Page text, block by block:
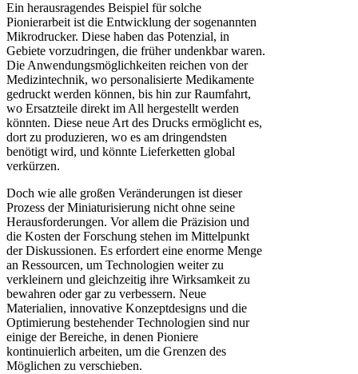
Ein herausragendes Beispiel für solche
Pionierarbeit ist die Entwicklung der sogenannten
Mikrodrucker. Diese haben das Potenzial, in
Gebiete vorzudringen, die früher undenkbar waren.
Die Anwendungsmöglichkeiten reichen von der
Medizintechnik, wo personalisierte Medikamente
gedruckt werden können, bis hin zur Raumfahrt,
wo Ersatzteile direkt im All hergestellt werden
könnten. Diese neue Art des Drucks ermöglicht es,
dort zu produzieren, wo es am dringendsten
benötigt wird, und könnte Lieferketten global
verkürzen.
Doch wie alle großen Veränderungen ist dieser
Prozess der Miniaturisierung nicht ohne seine
Herausforderungen. Vor allem die Präzision und
die Kosten der Forschung stehen im Mittelpunkt
der Diskussionen. Es erfordert eine enorme Menge
an Ressourcen, um Technologien weiter zu
verkleinern und gleichzeitig ihre Wirksamkeit zu
bewahren oder gar zu verbessern. Neue
Materialien, innovative Konzeptdesigns und die
Optimierung bestehender Technologien sind nur
einige der Bereiche, in denen Pioniere
kontinuierlich arbeiten, um die Grenzen des
Möglichen zu verschieben.